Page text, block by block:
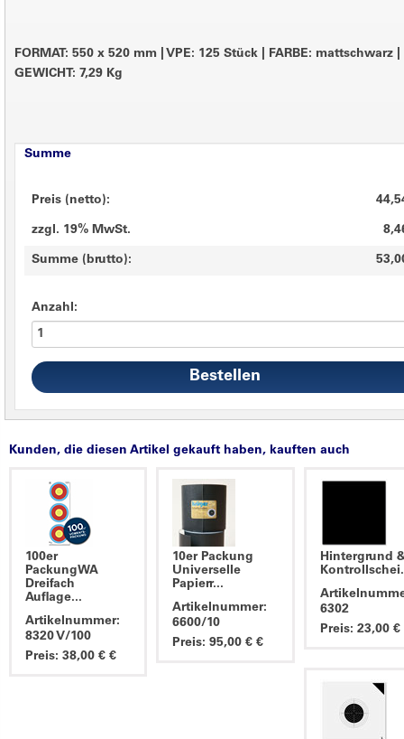
FORMAT: 550 x 520 mm VPE: 125 Stück FARBE: mattschwarz
GEWICHT: 7,29 Kg
Summe
Preis (netto):
zzgl. 19% MwSt.
Summe (brutto):
Anzahl:
Kunden, die diesen Artikel gekauft haben, kauften auch
100er
PackungWA
Dreifach
Auflage...
Artikelnummer:
8320 V/100
Preis: 38,00 € €
10er Packung
Universelle
Papierr...
Artikelnummer:
6600/10
Preis: 95,00 € €
Hintergrund
6302
Preis: 23,00 €